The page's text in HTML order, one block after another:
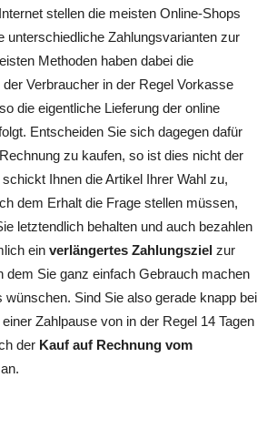
stellen die meisten Online-Shops
unterschiedliche Zahlungsvarianten zur
Methoden haben dabei die
Verbraucher in der Regel Vorkasse
die eigentliche Lieferung der online
Entscheiden Sie sich dagegen dafür
zu kaufen, so ist dies nicht der
Ihnen die Artikel Ihrer Wahl zu,
dem Erhalt die Frage stellen müssen,
letztendlich behalten und auch bezahlen
ein verlängertes Zahlungsziel zur
dem Sie ganz einfach Gebrauch machen
wünschen. Sind Sie also gerade knapp bei
Zahlpause von in der Regel 14 Tagen
der Kauf auf Rechnung vom